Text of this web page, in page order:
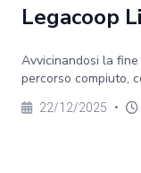
Legacoop
Avvicinandosi la
percorso compiuto,
22/12/2025 •